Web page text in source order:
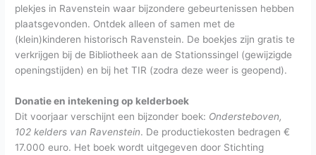
plekjes in Ravenstein waar bijzondere gebeurtenissen hebben
plaatsgevonden. Ontdek alleen of samen met de
(klein)kinderen historisch Ravenstein. De boekjes zijn gratis te
verkrijgen bij de Bibliotheek aan de Stationssingel (gewijzigde
openingstijden) en bij het TIR (zodra deze weer is geopend).
Donatie en intekening op kelderboek
Dit voorjaar verschijnt een bijzonder boek: Ondersteboven,
102 kelders van Ravenstein. De productiekosten bedragen €
17.000 euro. Het boek wordt uitgegeven door Stichting